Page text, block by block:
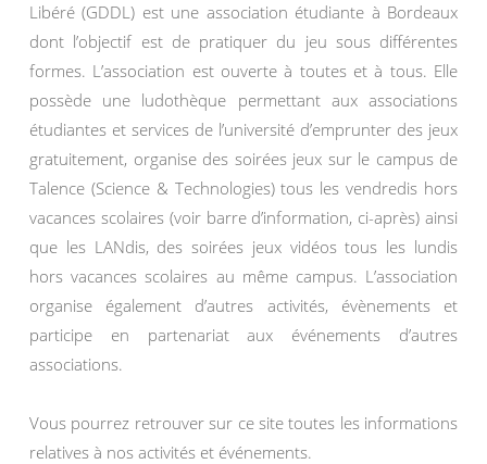
Libéré (GDDL) est une association étudiante à Bordeaux
dont l’objectif est de pratiquer du jeu sous différentes
formes. L’association est ouverte à toutes et à tous. Elle
possède une ludothèque permettant aux associations
étudiantes et services de l’université d’emprunter des jeux
gratuitement, organise des soirées jeux sur le campus de
Talence (Science & Technologies) tous les vendredis hors
vacances scolaires (voir barre d’information, ci-après) ainsi
que les LANdis, des soirées jeux vidéos tous les lundis
hors vacances scolaires au même campus. L’association
organise également d’autres activités, évènements et
participe en partenariat aux événements d’autres
associations.
Vous pourrez retrouver sur ce site toutes les informations
relatives à nos activités et événements.